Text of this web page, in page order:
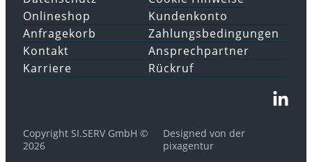
Onlineshop
Anfragekorb
Kundenkonto
Zahlungsbedingungen
Kontakt
Karriere
Ansprechpartner
Rückruf
Copyright SI.SERV GmbH ©
2026
Designed von der
pixagentur